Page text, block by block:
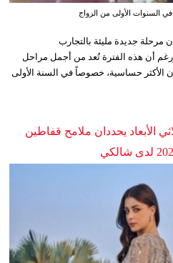
السنوات الأولى من الزواج
مرحلة جديدة مليئة بالتجارب
أن هذه الفترة تُعد من أجمل مراحل
الأكثر حساسية، خصوصاً في السنة الأولى
الأبعاد يحددان ملامح قفاطين